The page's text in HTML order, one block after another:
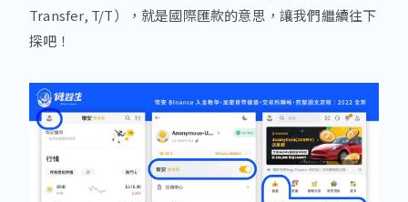
Transfer, T/T），就是國際匯款的意思，讓我們繼續往下
探吧！